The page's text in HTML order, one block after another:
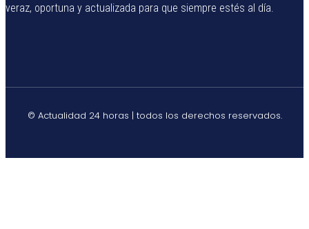
veraz, oportuna y actualizada para que siempre estés al día.
© Actualidad 24 horas | todos los derechos reservados.